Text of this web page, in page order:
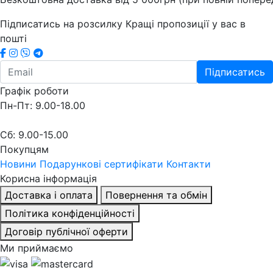
Підписатись на розсилку Кращі пропозиції у вас в
пошті
Підписатись
Графік роботи
Пн-Пт: 9.00-18.00
Сб: 9.00-15.00
Покупцям
Новини Подарункові сертифікати Контакти
Корисна інформація
Доставка і оплата
Повернення та обмін
Політика конфіденційності
Договір публічної оферти
Ми приймаємо